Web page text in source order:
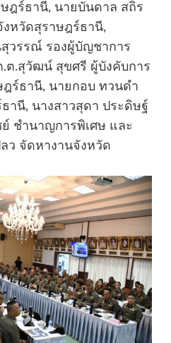
ฎร์ธานี, นายบันดาล สถิร
งหวัดสุราษฎร์ธานี,
วรรณ์ รองผู้บัญชาการ
ต.สุวัฒน์ สุขศรี ผู้บังคับการ
ร์ธานี, นายกอบ ทวนดำ
านี, นางสาวสุดา ประดิษฐ์
ชำนาญการพิเศษ และ
ว จัดหางานจังหวัด